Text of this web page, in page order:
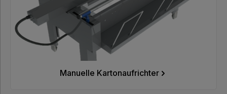
Luftkissenmaschinen
Schrumpfmaschinen
Manuelle Kartonaufrichter